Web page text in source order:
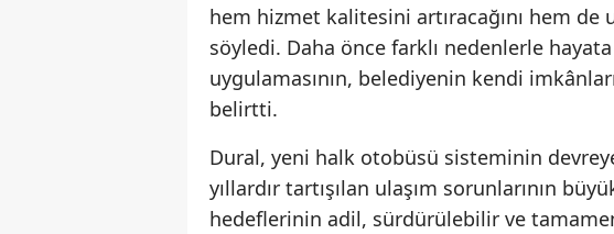
hem hizmet kalitesini artıracağını hem
söyledi. Daha önce farklı nedenlerle
uygulamasının, belediyenin kendi
belirtti.
Dural, yeni halk otobüsü sisteminin
yıllardır tartışılan ulaşım sorunlarının
hedeflerinin adil, sürdürülebilir ve